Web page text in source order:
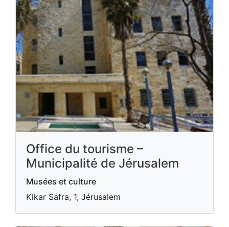
Office du tourisme –
Municipalité de Jérusalem
Musées et culture
Kikar Safra, 1, Jérusalem